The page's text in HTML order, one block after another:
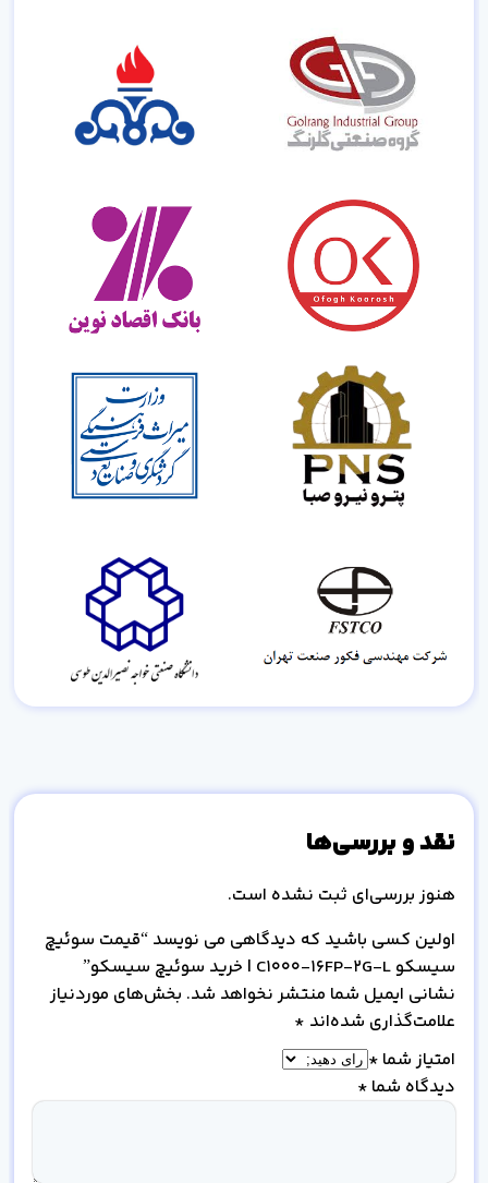
نقد و بررسی‌ها
هنوز بررسی‌ای ثبت نشده است.
اولین کسی باشید که دیدگاهی می نویسد “قیمت سوئیچ
سیسکو C1000-16FP-2G-L | خرید سوئیچ سیسکو”
نشانی ایمیل شما منتشر نخواهد شد. بخش‌های موردنیاز
علامت‌گذاری شده‌اند *
امتیاز شما *
دیدگاه شما *